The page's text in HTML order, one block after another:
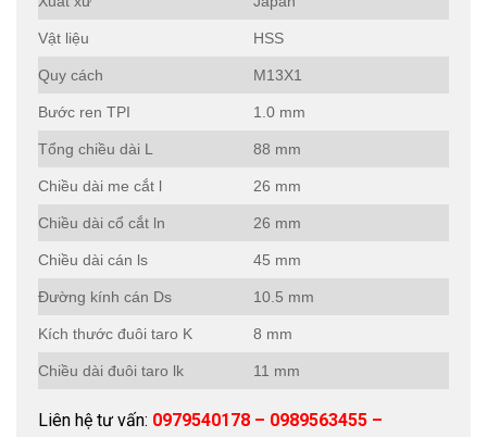
Vật liệu HSS
Quy cách M13X1
Bước ren TPI 1.0 mm
Tổng chiều dài L 88 mm
Chiều dài me cắt l 26 mm
Chiều dài cổ cắt ln 26 mm
Chiều dài cán ls 45 mm
Đường kính cán Ds 10.5 mm
Kích thước đuôi taro K 8 mm
Chiều dài đuôi taro lk 11 mm
Liên hệ tư vấn: 0979540178 – 0989563455 –